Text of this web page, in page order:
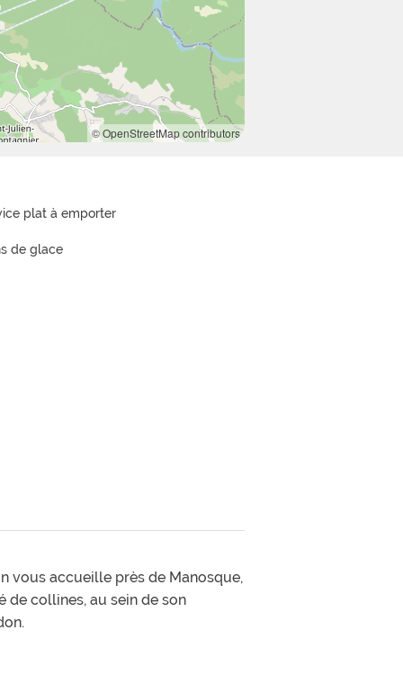
© OpenStreetMap contributors
plat à emporter
de glace
vous accueille près de Manosque,
de collines, au sein de son